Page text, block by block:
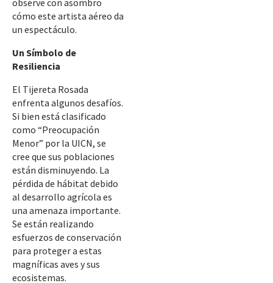
observe con asombro
cómo este artista aéreo da
un espectáculo.
Un Símbolo de
Resiliencia
El Tijereta Rosada
enfrenta algunos desafíos.
Si bien está clasificado
como “Preocupación
Menor” por la UICN, se
cree que sus poblaciones
están disminuyendo. La
pérdida de hábitat debido
al desarrollo agrícola es
una amenaza importante.
Se están realizando
esfuerzos de conservación
para proteger a estas
magníficas aves y sus
ecosistemas.